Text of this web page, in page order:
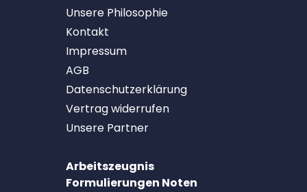
Unsere Philosophie
Kontakt
Impressum
AGB
Datenschutzerklärung
Vertrag widerrufen
Unsere Partner
Arbeitszeugnis
Formulierungen Noten